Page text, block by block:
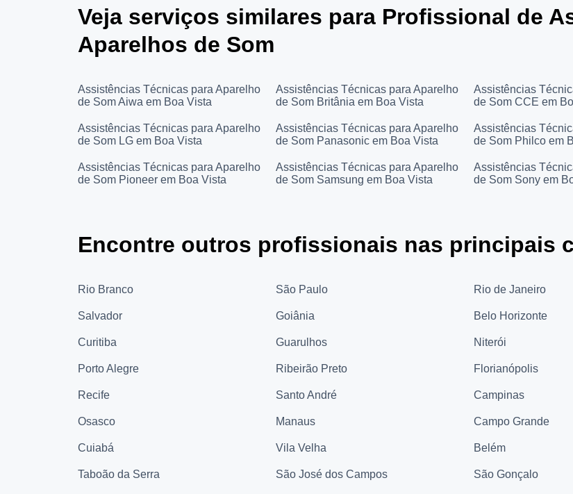
Veja serviços similares para Profissional de
Aparelhos de Som
Assistências Técnicas para Aparelho
de Som Aiwa em Boa Vista
Assistências Técnicas para Aparelho
de Som Britânia em Boa Vista
Assistências
de Som CCE em
Assistências Técnicas para Aparelho
de Som LG em Boa Vista
Assistências Técnicas para Aparelho
de Som Panasonic em Boa Vista
Assistências
de Som Philco em
Assistências Técnicas para Aparelho
de Som Pioneer em Boa Vista
Assistências Técnicas para Aparelho
de Som Samsung em Boa Vista
Assistências
de Som Sony em
Encontre outros profissionais nas principais
Rio Branco São Paulo Rio de Janeiro
Salvador Goiânia Belo Horizonte
Curitiba Guarulhos Niterói
Porto Alegre Ribeirão Preto Florianópolis
Recife Santo André Campinas
Osasco Manaus Campo Grande
Cuiabá Vila Velha Belém
Taboão da Serra São José dos Campos São Gonçalo